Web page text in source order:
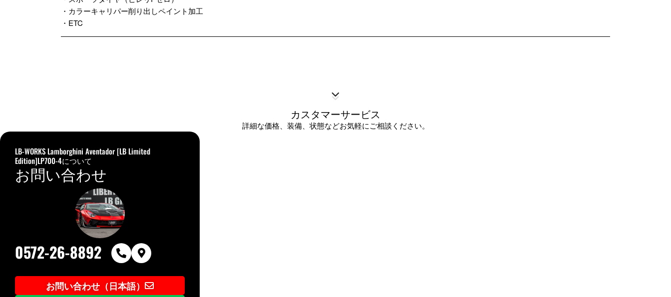
・カラーキャリパー削り出しペイント加工
・ETC
カスタマーサービス
詳細な価格、装備、状態などお気軽にご相談ください。
LB-WORKS Lamborghini Aventador [LB Limited
Edition]LP700-4について
お問い合わせ
0572-26-8892
お問い合わせ（日本語）